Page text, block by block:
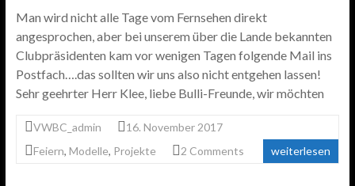
Man wird nicht alle Tage vom Fernsehen direkt
angesprochen, aber bei unserem über die Lande bekannten
Clubpräsidenten kam vor wenigen Tagen folgende Mail ins
Postfach….das sollten wir uns also nicht entgehen lassen!
Sehr geehrter Herr Klee, liebe Bulli-Freunde, wir möchten
VWBC_admin
16. November 2017
Feiern, Modelle, Projekte 2 Comments weiterlesen